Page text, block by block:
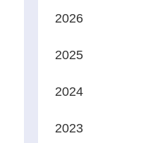
2026
2025
2024
2023